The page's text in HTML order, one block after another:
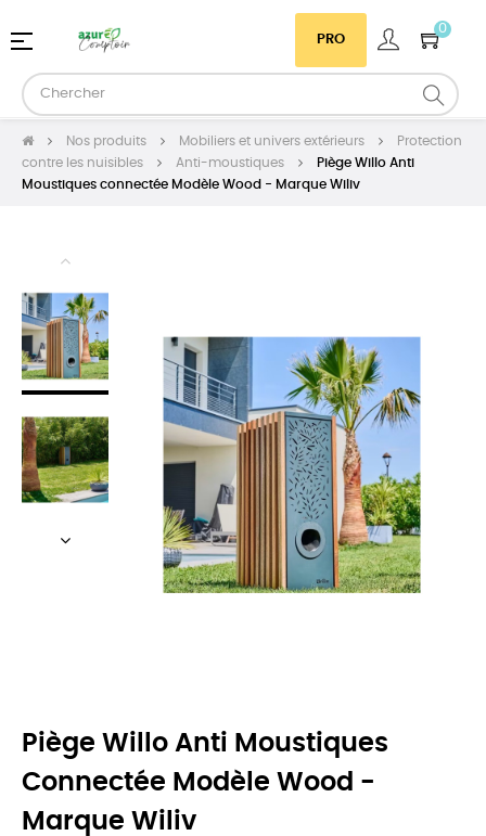
PRO
0
Basculer
navigation
☰
Nos produits Mobiliers et univers extérieurs
Protection
contre les nuisibles
Anti-moustiques
Piège Willo Anti
Moustiques connectée Modèle Wood - Marque Wiliv
Piège Willo Anti Moustiques
Connectée Modèle Wood -
Marque Wiliv